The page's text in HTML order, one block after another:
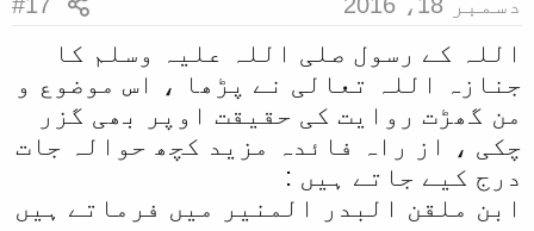
اللہ کے رسول صلی اللہ علیہ وسلم کا
جنازہ اللہ تعالی نے پڑھا ، اس موضوع و
من گھڑت روایت کی حقیقت اوپر بھی گزر
چکی ، از راہ فائدہ مزید کچھ حوالہ جات
درج کیے جاتے ہیں :
ابن ملقن البدر المنیر میں فرماتے ہیں